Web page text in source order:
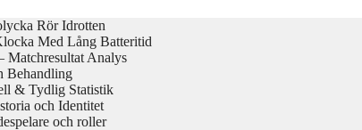
Rör Idrotten
Med Lång Batteritid
Matchresultat Analys
Behandling
& Tydlig Statistik
och Identitet
och roller